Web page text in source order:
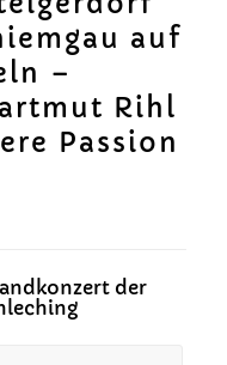
auf
–
Rihl
Passion
der